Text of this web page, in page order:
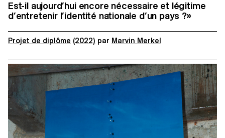
Est-il aujourd’hui encore nécessaire et légitime
d’entretenir l’identité nationale d’un pays ?»
Projet de diplôme (2022) par Marvin Merkel